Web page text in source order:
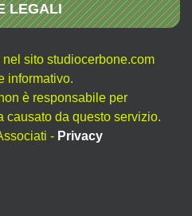
LEGALI
sito studiocerbone.com
informativo.
è responsabile per
causato da questo servizio.
- Privacy